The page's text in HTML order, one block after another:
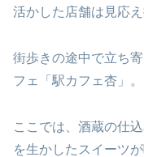
活かした店舗は見応え
街歩きの途中で立ち
フェ「駅カフェ杏」。
ここでは、酒蔵の仕
を生かしたスイーツが